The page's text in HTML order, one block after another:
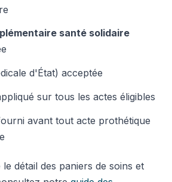
santé solidaire
d'État) acceptée
sur tous les actes éligibles
avant tout acte prothétique
détail des paniers de soins et